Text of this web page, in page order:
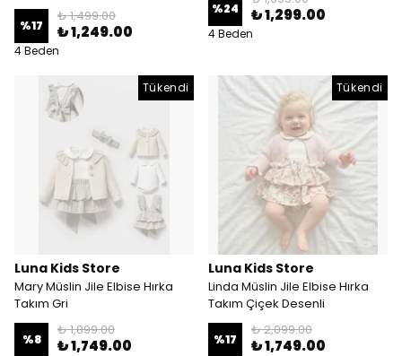
%17
₺ 1,499.00
₺ 1,249.00
4 Beden
%24 ₺ 1,299.00
4 Beden
Tükendi
Luna Kids Store
Mary Müslin Jile Elbise Hırka
Takım Gri
%8
₺ 1,899.00
₺ 1,749.00
Tükendi
Luna Kids Store
Linda Müslin Jile Elbise Hırka
Takım Çiçek Desenli
%17
₺ 2,099.00
₺ 1,749.00